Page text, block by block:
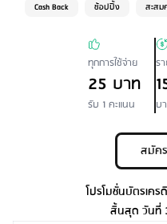
Cash Back ช้อปปิ้ง สะสม
ทุกการใช้จ่าย
25 บาท
รับ 1 คะแนน
ร
บ
สมัค
โปรโมชั่นบัตรเคร
สิ้นสุด วันที่